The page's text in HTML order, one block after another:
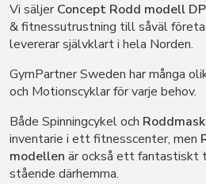
Vi säljerConcept Rodd modell
& fitnessutrustning till såväl
levererar självklart i hela Norden.
GymPartner Sweden har många
och Motionscyklar för varje behov.
Både Spinningcykel och
inventarie i ett fitnesscenter, men
modellen är också ett fantastiskt
stående därhemma.